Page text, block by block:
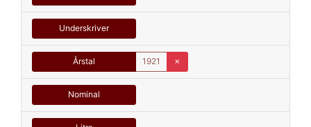
Underskriver
Årstal 1921 ✗
Nominal